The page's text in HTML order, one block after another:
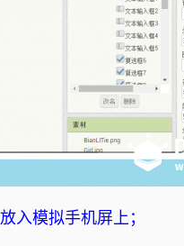
入模拟手机屏上；